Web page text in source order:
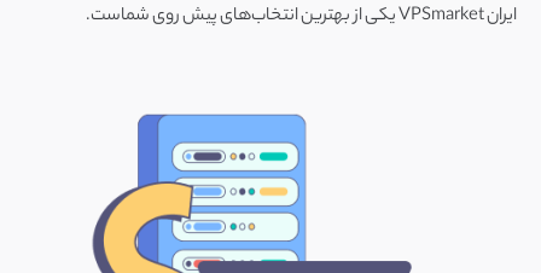
ایران VPSmarket یکی از بهترین انتخاب‌های پیش روی شماست.